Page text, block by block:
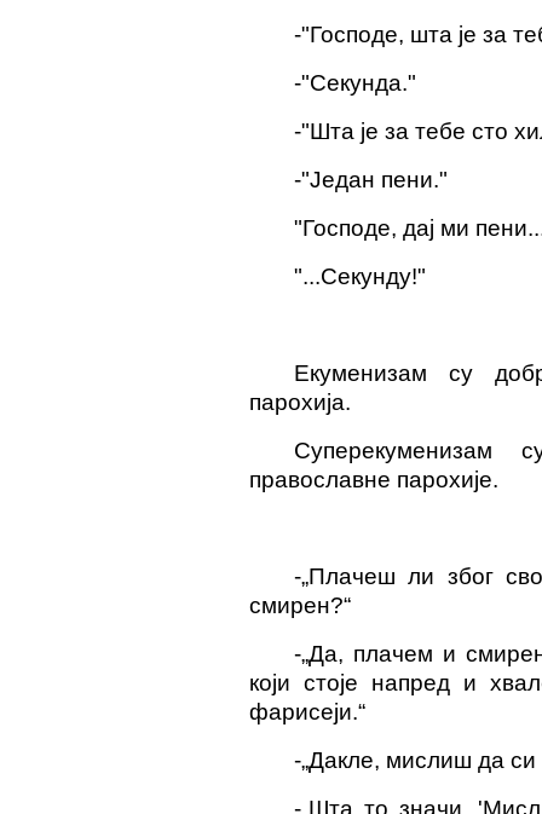
-"Господе, шта је за
-"Секунда."
-"Шта је за тебе сто
-"Један пени."
"Господе, дај ми
"...Секунду!"
Екуменизам су
парохија.
Суперекуменизам
православне парохије.
-„Плачеш ли због
смирен?“
-„Да, плачем и смире
који стоје напред и
фарисеји.“
-„Дакле, мислиш да си
- „Шта то значи,